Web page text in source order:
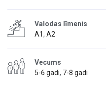
Valodas līmenis
A1, A2
Vecums
5-6 gadi, 7-8 gadi